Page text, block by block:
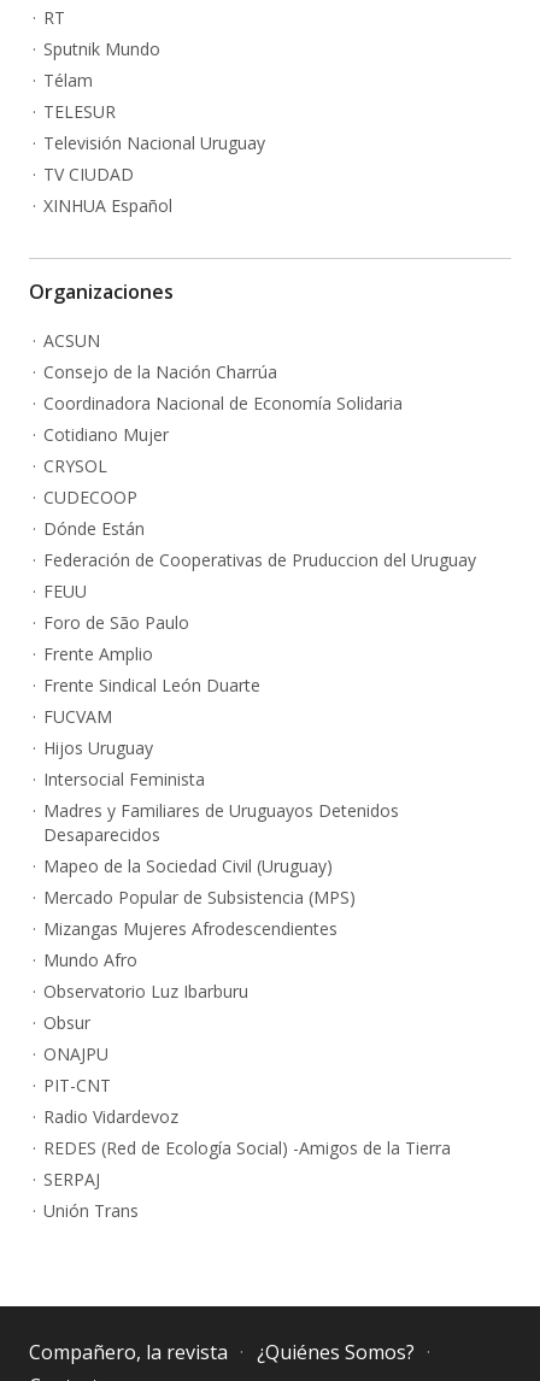
RT
Sputnik Mundo
Télam
TELESUR
Televisión Nacional Uruguay
TV CIUDAD
XINHUA Español
Organizaciones
ACSUN
Consejo de la Nación Charrúa
Coordinadora Nacional de Economía Solidaria
Cotidiano Mujer
CRYSOL
CUDECOOP
Dónde Están
Federación de Cooperativas de Pruduccion del Uruguay
FEUU
Foro de São Paulo
Frente Amplio
Frente Sindical León Duarte
FUCVAM
Hijos Uruguay
Intersocial Feminista
Madres y Familiares de Uruguayos Detenidos
Desaparecidos
Mapeo de la Sociedad Civil (Uruguay)
Mercado Popular de Subsistencia (MPS)
Mizangas Mujeres Afrodescendientes
Mundo Afro
Observatorio Luz Ibarburu
Obsur
ONAJPU
PIT-CNT
Radio Vidardevoz
REDES (Red de Ecología Social) -Amigos de la Tierra
SERPAJ
Unión Trans
Compañero, la revista
¿Quiénes Somos?